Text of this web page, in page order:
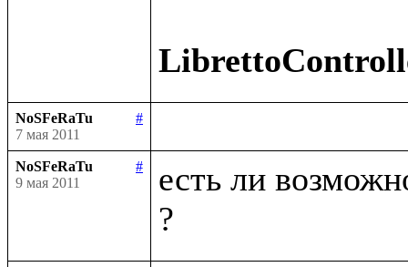
NoSFeRaTu
#
7 мая 2011
NoSFeRaTu
#
9 мая 2011
есть ли